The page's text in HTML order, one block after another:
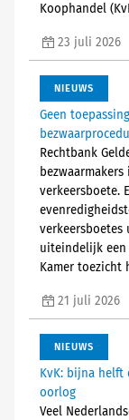
Koophandel
23 juli 2026
NIEUWS
Geen
Rechtbank
verkeersboete.
uiteindelijk een
Kamer
21 juli 2026
NIEUWS
KvK: bijna helft
oorlog
Veel